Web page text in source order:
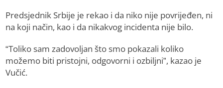
Predsjednik Srbije je rekao i da niko nije povrijeđen, ni
na koji način, kao i da nikakvog incidenta nije bilo.
“Toliko sam zadovoljan što smo pokazali koliko
možemo biti pristojni, odgovorni i ozbiljni”, kazao je
Vučić.